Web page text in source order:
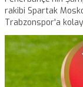
rakibi Spartak
Trabzonspor'a
UEFA Avrupa
temsilcisi
ekisi Twente ile